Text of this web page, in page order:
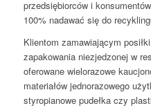
przedsiębiorców i
100% nadawać się do
Klientom zamawiającym
zapakowania niezjedzonej w
oferowane wielorazowe
materiałów jednorazowego
styropianowe pudełka czy